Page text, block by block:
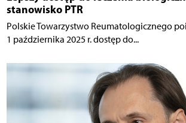
stanowisko PTR
Polskie Towarzystwo Reumatologicznego
1 października 2025 r. dostęp do...